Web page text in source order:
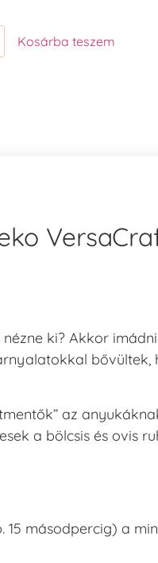
Kosárba teszem
ki? Akkor
bővültek,
az
a bölcsis és ovis
15 másodpercig) a